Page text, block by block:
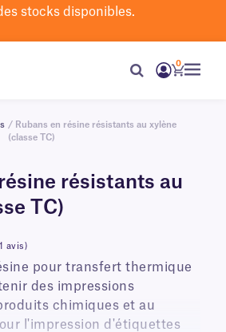
stocks disponibles.
0
/ Rubans en résine résistants au xylène
(classe TC)
résistants au
TC)
avis)
pour transfert thermique
des impressions
chimiques et au
l'impression d'étiquettes